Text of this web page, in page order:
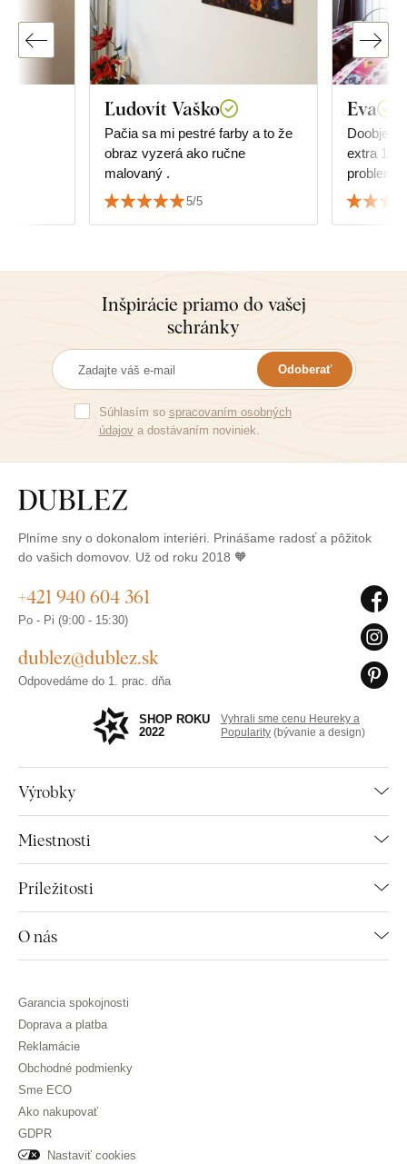
Ľudovít Vaško
Pačia sa mi pestré farby a to že
obraz vyzerá ako ručne
malovaný .
5/5
Eva
extra 17
problem,
srdecne
Inšpirácie priamo do vašej
schránky
Odoberať
Súhlasím so spracovaním osobných
údajova dostávaním noviniek.
Plníme sny o dokonalom interiéri. Prinášame radosť a pôžitok
do vašich domovov. Už od roku 2018 🧡
Výrobky
Miestnosti
Príležitosti
O nás
+421 940 604 361
Po - Pi (9:00 - 15:30)
dublez@dublez.sk
Odpovedáme do 1. prac. dňa
SHOP ROKU
2022
Vyhrali sme cenu Heureky a
Popularity (bývanie a design)
Garancia spokojnosti
Doprava a platba
Reklamácie
Obchodné podmienky
Sme ECO
Ako nakupovať
GDPR
Nastaviť cookies